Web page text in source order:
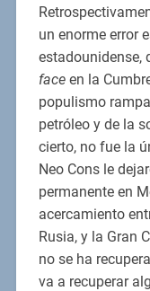
un enorme error
estadounidense,
faceen la
populismo
petróleo y de la
cierto, no fue la
Neo Cons le
permanente en
acercamiento
Rusia, y la Gran
no se ha
va a recuperar